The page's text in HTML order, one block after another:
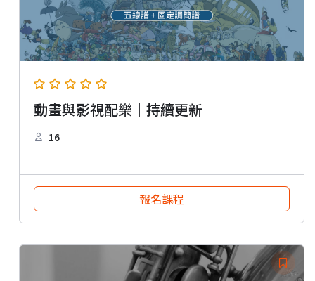
動畫與影視配樂｜持續更新
16
報名課程